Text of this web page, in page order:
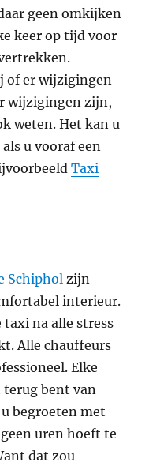
geen omkijken
keer op tijd voor
of er wijzigingen
wijzigingen zijn,
weten. Het kan u
u vooraf een
Taxi
Schiphol zijn
interieur.
na alle stress
Alle chauffeurs
Elke
bent van
begroeten met
uren hoeft te
dat zou